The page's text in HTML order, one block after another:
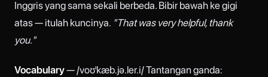
Inggris yang sama sekali berbeda. Bibir bawah ke gigi
atas — itulah kuncinya. "That was very helpful, thank
you."
Vocabulary— /voʊˈkæb.jə.ler.i/ Tantangan ganda: